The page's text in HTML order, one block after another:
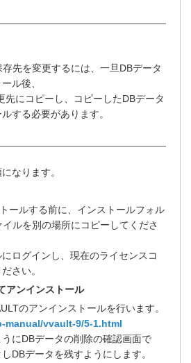
先を変更するには、一旦DBデータ
ル後、
先にコピーし、コピーしたDBデータ
する必要があります。
なります。
ールする前に、インストールフォル
ルを別の場所にコピーしてくださ
ログインし、現在のライセンスコ
さい。
アンインストール
のアンインストールを行います。
vvault-9/5-1.html
にDBデータの削除の確認画面で
DBデータを残すようにします。